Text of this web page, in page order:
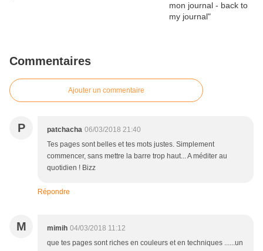
Commentaires
Ajouter un commentaire
P patchacha 06/03/2018 21:40
Tes pages sont belles et tes mots justes. Simplement
commencer, sans mettre la barre trop haut... A méditer au
quotidien ! Bizz
Répondre
M mimih 04/03/2018 11:12
que tes pages sont riches en couleurs et en techniques ......un